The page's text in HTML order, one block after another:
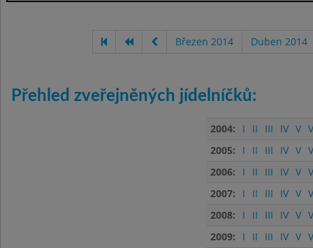
Březen 2014 Duben 2014
Přehled zveřejněných jídelníčků:
2004: I II III IV V
2005:
I II III IV V
2006:
I II III IV V
2007:
I II III IV V
2008:
I II III IV V
2009:
I II III IV V